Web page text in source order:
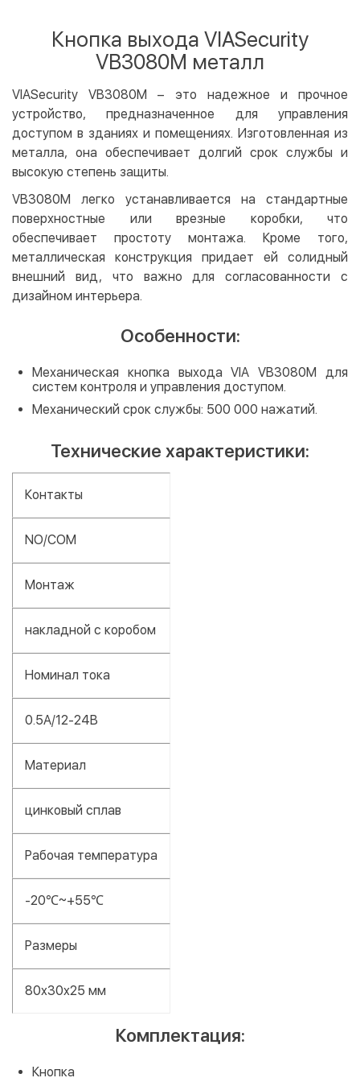
LiqPay
Google Pay
Безналичный расчет
Оплата на карту юр.лица
Оплата на счет юр.лица
Бесплатно
Кредит
Мгновенная рассрочка (Приватбанк)
Оплата частями (Приватбанк)
Покупка частями (Монобанк)
Кнопка выхода VIASecurity
VB3080M металл
VIASecurity VB3080M – это надежное и прочное
устройство, предназначенное для управления
доступом в зданиях и помещениях. Изготовленная из
металла, она обеспечивает долгий срок службы и
высокую степень защиты.
VB3080M легко устанавливается на стандартные
поверхностные или врезные коробки, что
обеспечивает простоту монтажа. Кроме того,
металлическая конструкция придает ей солидный
внешний вид, что важно для согласованности с
дизайном интерьера.
Особенности:
Механическая кнопка выхода VIA VB3080M для
систем контроля и управления доступом.
Механический срок службы: 500 000 нажатий.
Технические характеристики:
Контакты
NO/COM
Монтаж
накладной с коробом
Номинал тока
0.5A/12-24В
Материал
цинковый сплав
Рабочая температура
-20℃~+55℃
Размеры
80x30x25 мм
Комплектация:
Кнопка